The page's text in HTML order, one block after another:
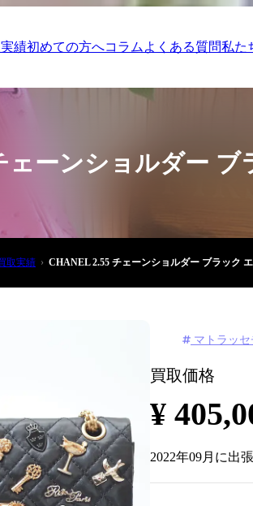
績初めての方へコラム よくある質問私た
お申込み
ェーンショルダー
取実績 CHANEL 2.55 チェーンショルダー ブラック
マトラッ
買取価格
¥
2022年09月 に出